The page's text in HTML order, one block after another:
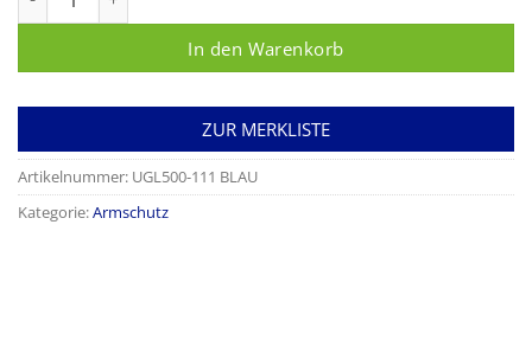
In den Warenkorb
ZUR MERKLISTE
Artikelnummer: UGL500-111 BLAU
Kategorie:Armschutz